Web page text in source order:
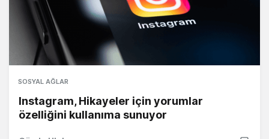
SOSYAL AĞLAR
Instagram, Hikayeler için yorumlar
özelliğini kullanıma sunuyor